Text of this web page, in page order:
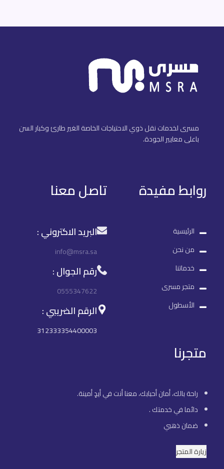
مسرى لخدمات نقل ذوي الاحتياجات الخاصة الغير طارئ وكبار السن
باعلى معايير الجودة.
روابط مفيدة
الرئيسية
من نحن
خدماتنا
متجر مسرى
الأسطول
تاصل معنا
البريد الاكتروني :
info@msra.sa
رقم الجوال :
0555347622
الرقم الضريبي :
312333354400003
متجرنا
راحة بالك، أمان أحبابك، معنا أنت في أيدٍ أمينة.
دائما في خدمتك .
ضمان ذهبي
زيارة المتجر